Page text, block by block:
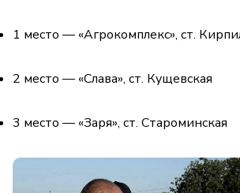
1 место — «Агрокомплекс», ст.
2 место — «Слава», ст. Кущевская
3 место — «Заря», ст. Староминская